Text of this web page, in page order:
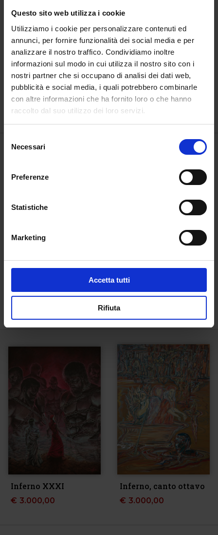
Questo sito web utilizza i cookie
Utilizziamo i cookie per personalizzare contenuti ed
annunci, per fornire funzionalità dei social media e per
analizzare il nostro traffico. Condividiamo inoltre
informazioni sul modo in cui utilizza il nostro sito con i
nostri partner che si occupano di analisi dei dati web,
pubblicità e social media, i quali potrebbero combinarle
con altre informazioni che ha fornito loro o che hanno
raccolto dal suo utilizzo dei loro servizi.
delNecessari
Preferenze
Statistiche
Marketing
Accetta tutti
Rifiuta
Il cielo dell’amore
€ 1.200,00
Inferno
€ 3.000,00
Inferno canto XII Inferno canto XXV
Inferno XXXI
€ 3.000,00
Inferno, canto ottavo
€ 3.000,00